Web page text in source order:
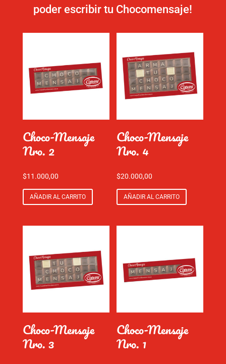
poder escribir tu Chocomensaje!
Choco-Mensaje
Nro. 2
$11.000,00
AÑADIR AL CARRITO
Choco-Mensaje
Nro. 4
$20.000,00
AÑADIR AL CARRITO
Choco-Mensaje
Nro. 3
Choco-Mensaje
Nro. 1